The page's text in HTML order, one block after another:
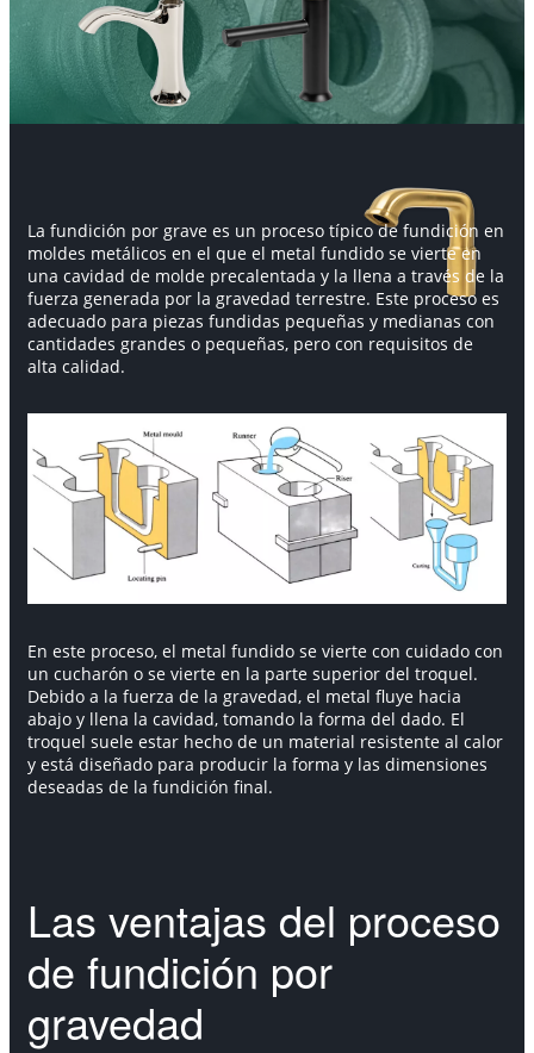
La fundición por grave es un proceso típico de fundición en
moldes metálicos en el que el metal fundido se vierte en
una cavidad de molde precalentada y la llena a través de la
fuerza generada por la gravedad terrestre. Este proceso es
adecuado para piezas fundidas pequeñas y medianas con
cantidades grandes o pequeñas, pero con requisitos de
alta calidad.
En este proceso, el metal fundido se vierte con cuidado con
un cucharón o se vierte en la parte superior del troquel.
Debido a la fuerza de la gravedad, el metal fluye hacia
abajo y llena la cavidad, tomando la forma del dado. El
troquel suele estar hecho de un material resistente al calor
y está diseñado para producir la forma y las dimensiones
deseadas de la fundición final.
Las ventajas del proceso
de fundición por
gravedad